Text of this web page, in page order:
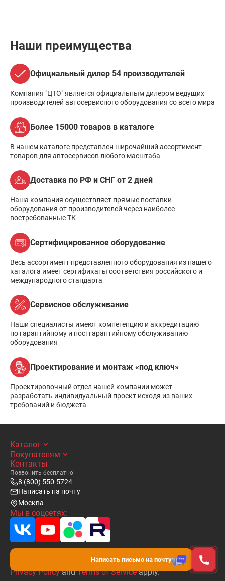
Наши преимущества
Официальный дилер 54 производителей
Компания "ЦТО" является официальным дилером ведущих
производителей автосервисного оборудования со всего мира
Более 15000 товаров в каталоге
В нашем каталоге представлен широчайший ассортимент
товаров для автосервисов любого масштаба
Доставка по РФ и СНГ от 2 дней
Наша компания осуществляет прямые поставки
оборудования от производителей через наиболее
востребованные ТК
Сертифицированное оборудование
Весь ассортимент представленного оборудования из нашего
каталога имеет сертификаты соответствия российского и
международного стандарта
Сервисное обслуживание
Наши специалисты имеют компетенцию и аккредитацию
по гарантийному и постгарантийному обслуживанию
оборудования
Проектирование и монтаж «под ключ»
Проектировочный отдел нашей компании может
разработать индивидуальный проект исходя из ваших
требований и бюджета
Каталог
Покупателям
Контакты
Позвонить бесплатно
8 (800) 550-5724
Написать на почту
Москва
Мы в соцсетях:
This site is protected by reCAPTCHA and the Google
Privacy PolicyandTerms of Serviceapply.
Написать письмо на почту